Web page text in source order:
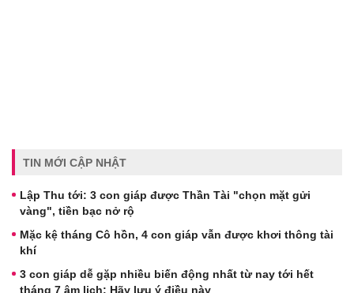
TIN MỚI CẬP NHẬT
Lập Thu tới: 3 con giáp được Thần Tài "chọn mặt gửi
vàng", tiền bạc nở rộ
Mặc kệ tháng Cô hồn, 4 con giáp vẫn được khơi thông tài
khí
3 con giáp dễ gặp nhiều biến động nhất từ nay tới hết
tháng 7 âm lịch: Hãy lưu ý điều này